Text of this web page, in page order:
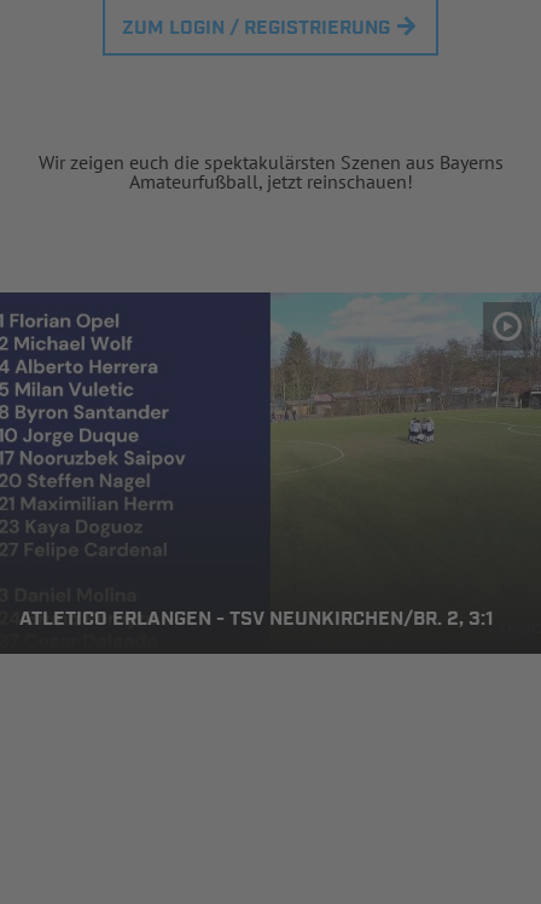
ZUM LOGIN / REGISTRIERUNG
Wir zeigen euch die spektakulärsten Szenen aus Bayerns
Amateurfußball, jetzt reinschauen!
ATLETICO ERLANGEN - TSV NEUNKIRCHEN/BR. 2, 3:1